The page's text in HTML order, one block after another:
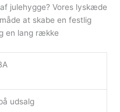
julehygge? Vores lyskæde
at skabe en festlig
en lang række
udsalg